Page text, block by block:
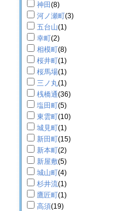
神田(8)
河ノ瀬町(3)
五台山(1)
幸町(2)
相模町(8)
桜井町(1)
桜馬場(1)
三ノ丸(1)
桟橋通(36)
塩田町(5)
東雲町(10)
城見町(1)
新田町(15)
新本町(2)
新屋敷(5)
城山町(4)
杉井流(1)
鷹匠町(1)
高須(19)